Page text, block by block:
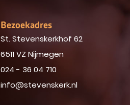
Bezoekadres
St. Stevenskerkhof 62
6511 VZ Nijmegen
024 - 36 04 710
info@stevenskerk.nl